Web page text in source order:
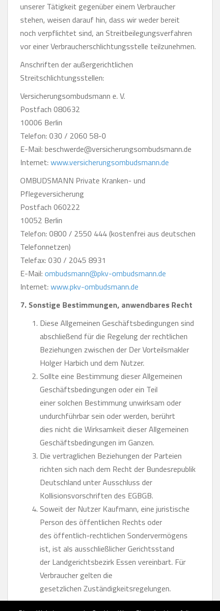
unserer Tätigkeit gegenüber einem Verbraucher
stehen, weisen darauf hin, dass wir weder bereit
noch verpflichtet sind, an Streitbeilegungsverfahren
vor einer Verbraucherschlichtungsstelle teilzunehmen.
Anschriften der außergerichtlichen
Streitschlichtungsstellen:
Versicherungsombudsmann e. V.
Postfach 080632
10006 Berlin
Telefon: 030 / 2060 58-0
E-Mail: beschwerde@versicherungsombudsmann.de
Internet: www.versicherungsombudsmann.de
OMBUDSMANN Private Kranken- und
Pflegeversicherung
Postfach 060222
10052 Berlin
Telefon: 0800 / 2550 444 (kostenfrei aus deutschen
Telefonnetzen)
Telefax: 030 / 2045 8931
E-Mail: ombudsmann@pkv-ombudsmann.de
Internet: www.pkv-ombudsmann.de
7. Sonstige Bestimmungen, anwendbares Recht
Diese Allgemeinen Geschäftsbedingungen sind
abschließend für die Regelung der rechtlichen
Beziehungen zwischen der Der Vorteilsmakler
Holger Harbich und dem Nutzer.
Sollte eine Bestimmung dieser Allgemeinen
Geschäftsbedingungen oder ein Teil
einer solchen Bestimmung unwirksam oder
undurchführbar sein oder werden, berührt
dies nicht die Wirksamkeit dieser Allgemeinen
Geschäftsbedingungen im Ganzen.
Die vertraglichen Beziehungen der Parteien
richten sich nach dem Recht der Bundesrepublik
Deutschland unter Ausschluss der
Kollisionsvorschriften des EGBGB.
Soweit der Nutzer Kaufmann, eine juristische
Person des öffentlichen Rechts oder
des öffentlich-rechtlichen Sondervermögens
ist, ist als ausschließlicher Gerichtsstand
der Landgerichtsbezirk Essen vereinbart. Für
Verbraucher gelten die
gesetzlichen Zuständigkeitsregelungen.